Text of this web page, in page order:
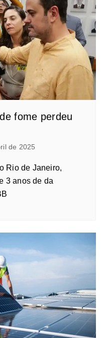
fome perdeu
de 2025
Rio de Janeiro,
3 anos de da